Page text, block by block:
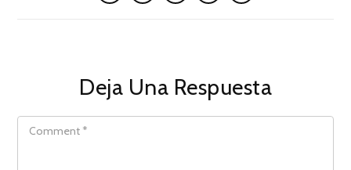
Deja Una Respuesta
COMMENT